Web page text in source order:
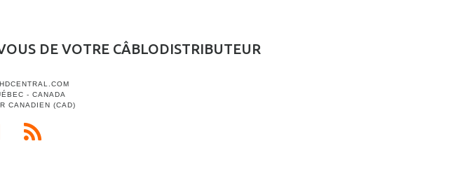
DE VOTRE CÂBLODISTRIBUTEUR
- CANADA
CANADIEN (CAD)